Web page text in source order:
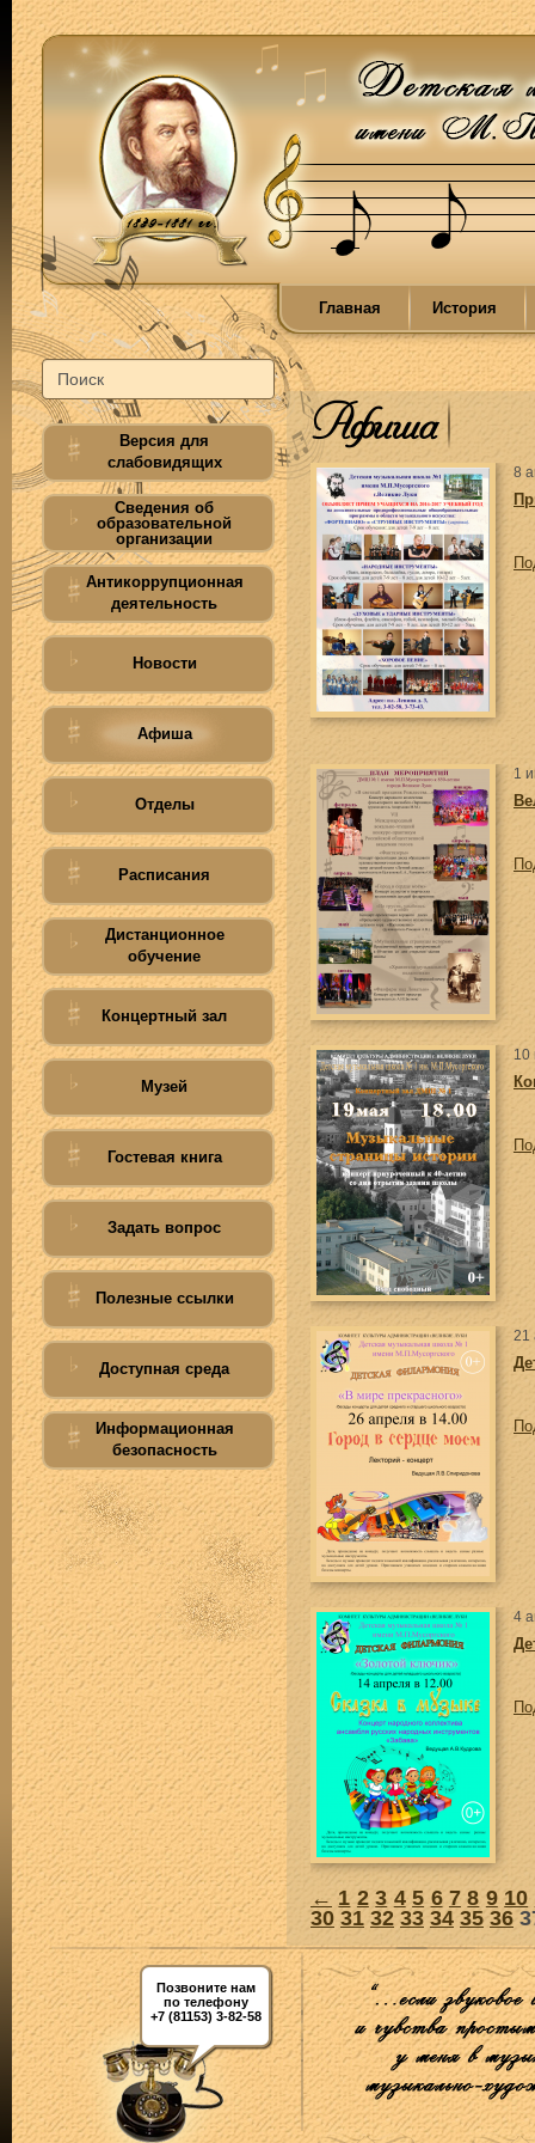
Главная История
Версия для
слабовидящих
Сведения об
образовательной
организации
Антикоррупционная
деятельность
Новости
Афиша
Отделы
Расписания
Дистанционное
обучение
Концертный зал
Музей
Гостевая книга
Задать вопрос
Полезные ссылки
Доступная среда
Информационная
безопасность
Афиша
8
1
10
21
4
← 1 2 3 4 5 6 7 8 9 10
30 31 32 33 34 35 36
Позвоните нам
по телефону
+7 (81153) 3-82-58